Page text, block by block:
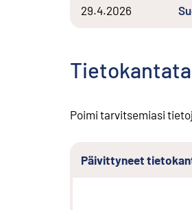
29.4.2026
Poimi tarvitsemiasi
Päivittyneet